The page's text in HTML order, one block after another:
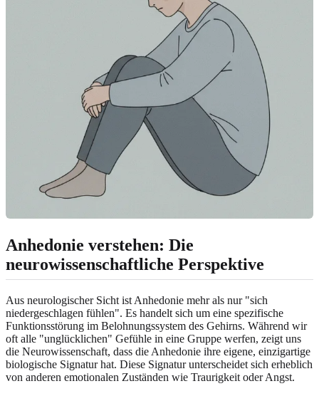
Anhedonie verstehen: Die
neurowissenschaftliche Perspektive
Aus neurologischer Sicht ist Anhedonie mehr als nur "sich
niedergeschlagen fühlen". Es handelt sich um eine spezifische
Funktionsstörung im Belohnungssystem des Gehirns. Während wir
oft alle "unglücklichen" Gefühle in eine Gruppe werfen, zeigt uns
die Neurowissenschaft, dass die Anhedonie ihre eigene, einzigartige
biologische Signatur hat. Diese Signatur unterscheidet sich erheblich
von anderen emotionalen Zuständen wie Traurigkeit oder Angst.